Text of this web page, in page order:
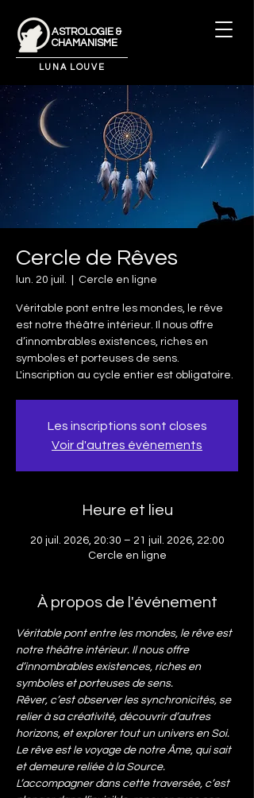
ASTROLOGIE &
CHAMANISME
LUNA LOUVE
Cercle de Rêves
lun. 20 juil. Cercle en ligne
Véritable pont entre les mondes, le rêve
est notre théâtre intérieur. Il nous offre
d’innombrables existences, riches en
symboles et porteuses de sens.
L'inscription au cycle entier est obligatoire.
Les inscriptions sont closes
Voir d'autres événements
Heure et lieu
20 juil. 2026, 20:30 – 21 juil. 2026, 22:00
Cercle en ligne
À propos de l'événement
Véritable pont entre les mondes, le rêve est
notre théâtre intérieur. Il nous offre
d’innombrables existences, riches en
symboles et porteuses de sens.
Rêver, c’est observer les synchronicités, se
relier à sa créativité, découvrir d’autres
horizons, et explorer tout un univers en Soi.
Le rêve est le voyage de notre Âme, qui sait
et demeure reliée à la Source.
L’accompagner dans cette traversée, c’est